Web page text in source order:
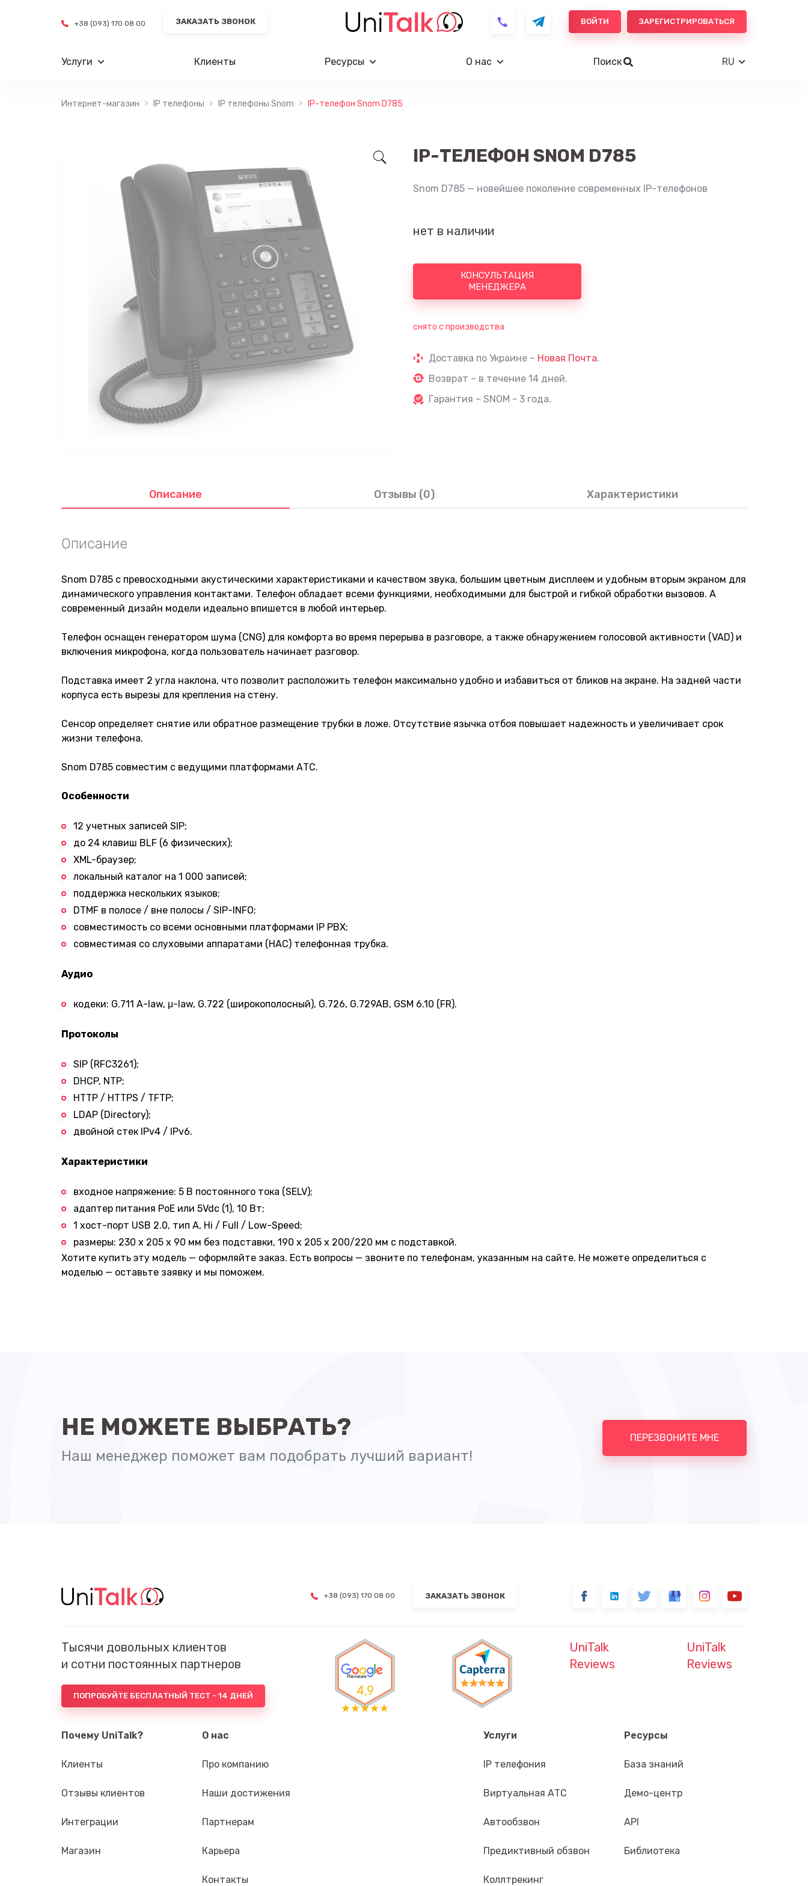
+38 (093) 170 08 00 ЗАКАЗАТЬ ЗВОНОК ВОЙТИ ЗАРЕГИСТРИРОВАТЬСЯ
Услуги Клиенты Ресурсы О нас Поиск RU
Интернет-магазин IP телефоны IP телефоны Snom IP-телефон Snom D785
IP-ТЕЛЕФОН SNOM D785
Snom D785 — новейшее поколение современных IP-телефонов
нет в наличии
КОНСУЛЬТАЦИЯ
МЕНЕДЖЕРА
снято с производства
Доставка по Украине – Новая Почта.
Возврат – в течение 14 дней.
Гарантия – SNOM - 3 года.
Описание Отзывы (0) Характеристики
Описание
Snom D785 с превосходными акустическими характеристиками и качеством звука, большим цветным дисплеем и удобным вторым экраном для
динамического управления контактами. Телефон обладает всеми функциями, необходимыми для быстрой и гибкой обработки вызовов. А
современный дизайн модели идеально впишется в любой интерьер.
Телефон оснащен генератором шума (CNG) для комфорта во время перерыва в разговоре, а также обнаружением голосовой активности (VAD) и
включения микрофона, когда пользователь начинает разговор.
Подставка имеет 2 угла наклона, что позволит расположить телефон максимально удобно и избавиться от бликов на экране. На задней части
корпуса есть вырезы для крепления на стену.
Сенсор определяет снятие или обратное размещение трубки в ложе. Отсутствие язычка отбоя повышает надежность и увеличивает срок
жизни телефона.
Snom D785 совместим с ведущими платформами АТС.
Особенности
12 учетных записей SIP;
до 24 клавиш BLF (6 физических);
XML-браузер;
локальный каталог на 1 000 записей;
поддержка нескольких языков;
DTMF в полосе / вне полосы / SIP-INFO;
совместимость со всеми основными платформами IP PBX;
совместимая со слуховыми аппаратами (HAC) телефонная трубка.
Аудио
кодеки: G.711 A-law, μ-law, G.722 (широкополосный), G.726, G.729AB, GSM 6.10 (FR).
Протоколы
SIP (RFC3261);
DHCP, NTP;
HTTP / HTTPS / TFTP;
LDAP (Directory);
двойной стек IPv4 / IPv6.
Характеристики
входное напряжение: 5 В постоянного тока (SELV);
адаптер питания PoE или 5Vdc (1), 10 Вт;
1 хост-порт USB 2.0, тип A, Hi / Full / Low-Speed;
размеры: 230 x 205 x 90 мм без подставки, 190 x 205 x 200/220 мм с подставкой.
Хотите купить эту модель — оформляйте заказ. Есть вопросы — звоните по телефонам, указанным на сайте. Не можете определиться с
моделью — оставьте заявку и мы поможем.
НЕ МОЖЕТЕ ВЫБРАТЬ?
Наш менеджер поможет вам подобрать лучший вариант!
ПЕРЕЗВОНИТЕ МНЕ
+38 (093) 170 08 00 ЗАКАЗАТЬ ЗВОНОК
Тысячи довольных клиентов
и сотни постоянных партнеров
ПОПРОБУЙТЕ БЕСПЛАТНЫЙ ТЕСТ - 14 ДНЕЙ 4,9
UniTalk
Reviews
UniTalk
Reviews
Почему UniTalk?
Клиенты
Отзывы клиентов
Интеграции
Магазин
О нас
Про компанию
Наши достижения
Партнерам
Карьера
Контакты
Услуги
IP телефония
Виртуальная АТС
Автообзвон
Предиктивный обзвон
Коллтрекинг
Ресурсы
База знаний
Демо-центр
API
Библиотека
Ваше имя
Ваш номер телефона